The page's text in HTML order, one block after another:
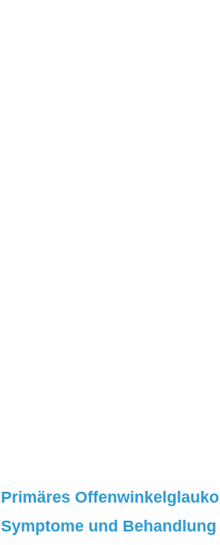
Primäres
Symptome und Behandlung